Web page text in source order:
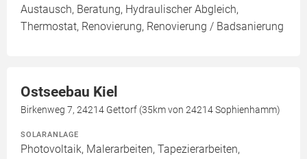
Austausch, Beratung, Hydraulischer Abgleich,
Thermostat, Renovierung, Renovierung / Badsanierung
Ostseebau Kiel
Birkenweg 7, 24214 Gettorf (35km von 24214 Sophienhamm)
SOLARANLAGE
Photovoltaik, Malerarbeiten, Tapezierarbeiten,